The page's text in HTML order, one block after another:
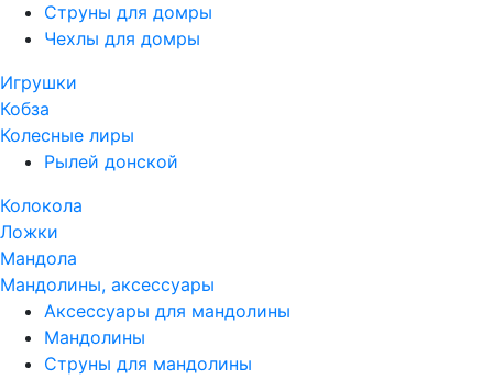
Струны для домры
Чехлы для домры
Игрушки
Кобза
Колесные лиры
Рылей донской
Колокола
Ложки
Мандола
Мандолины, аксессуары
Аксессуары для мандолины
Мандолины
Струны для мандолины